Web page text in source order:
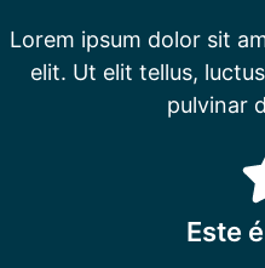
Lorem ipsum dolor sit
elit. Ut elit tellus,
pulvinar
Este